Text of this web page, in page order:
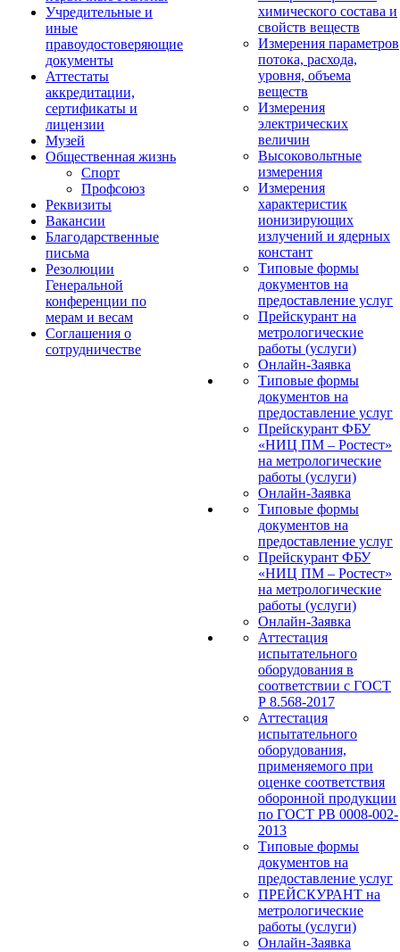
Учредительные и
иные
правоудостоверяющие
документы
Аттестаты
аккредитации,
сертификаты и
лицензии
Музей
Общественная жизнь
Спорт
Профсоюз
Реквизиты
Вакансии
Благодарственные
письма
Резолюции
Генеральной
конференции по
мерам и весам
Соглашения о
сотрудничестве
химического состава и
свойств веществ
Измерения параметров
потока, расхода,
уровня, объема
веществ
Измерения
электрических
величин
Высоковольтные
измерения
Измерения
характеристик
ионизирующих
излучений и ядерных
констант
Типовые формы
документов на
предоставление услуг
Прейскурант на
метрологические
работы (услуги)
Онлайн-Заявка
Типовые формы
документов на
предоставление услуг
Прейскурант ФБУ
«НИЦ ПМ – Ростест»
на метрологические
работы (услуги)
Онлайн-Заявка
Типовые формы
документов на
предоставление услуг
Прейскурант ФБУ
«НИЦ ПМ – Ростест»
на метрологические
работы (услуги)
Онлайн-Заявка
Аттестация
испытательного
оборудования в
соответствии с ГОСТ
Р 8.568-2017
Аттестация
испытательного
оборудования,
применяемого при
оценке соответствия
оборонной продукции
по ГОСТ РВ 0008-002-
2013
Типовые формы
документов на
предоставление услуг
ПРЕЙСКУРАНТ на
метрологические
работы (услуги)
Онлайн-Заявка